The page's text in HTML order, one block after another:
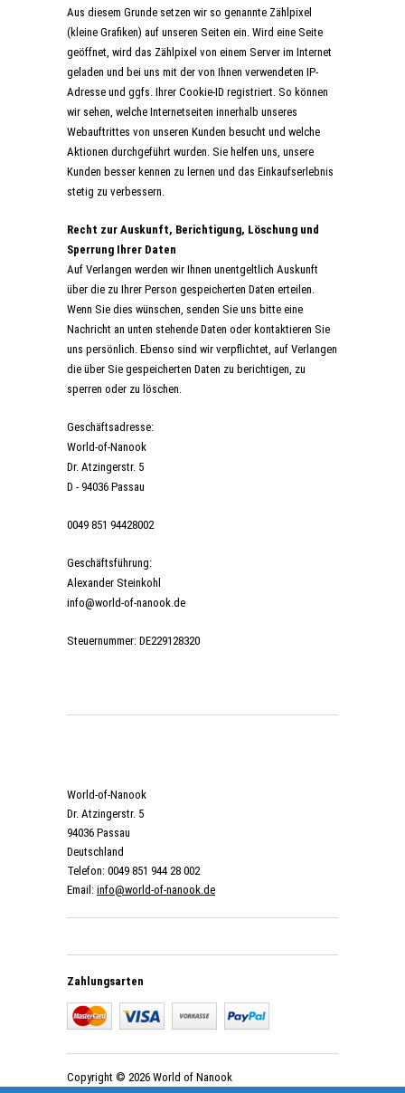
Aus diesem Grunde setzen wir so genannte Zählpixel
(kleine Grafiken) auf unseren Seiten ein. Wird eine Seite
geöffnet, wird das Zählpixel von einem Server im Internet
geladen und bei uns mit der von Ihnen verwendeten IP-
Adresse und ggfs. Ihrer Cookie-ID registriert. So können
wir sehen, welche Internetseiten innerhalb unseres
Webauftrittes von unseren Kunden besucht und welche
Aktionen durchgeführt wurden. Sie helfen uns, unsere
Kunden besser kennen zu lernen und das Einkaufserlebnis
stetig zu verbessern.
Recht zur Auskunft, Berichtigung, Löschung und
Sperrung Ihrer Daten
Auf Verlangen werden wir Ihnen unentgeltlich Auskunft
über die zu Ihrer Person gespeicherten Daten erteilen.
Wenn Sie dies wünschen, senden Sie uns bitte eine
Nachricht an unten stehende Daten oder kontaktieren Sie
uns persönlich. Ebenso sind wir verpflichtet, auf Verlangen
die über Sie gespeicherten Daten zu berichtigen, zu
sperren oder zu löschen.
Geschäftsadresse:
World-of-Nanook
Dr. Atzingerstr. 5
D - 94036 Passau
0049 851 94428002
Geschäftsführung:
Alexander Steinkohl
info@world-of-nanook.de
Steuernummer: DE229128320
World-of-Nanook
Dr. Atzingerstr. 5
94036 Passau
Deutschland
Telefon: 0049 851 944 28 002
Email: info@world-of-nanook.de
Zahlungsarten
Copyright © 2026 World of Nanook